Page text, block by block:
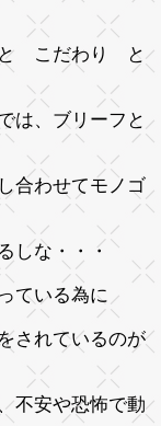
こだわり と
、ブリーフと
合わせてモノゴ
しな・・・
ている為に
されているのが
不安や恐怖で動